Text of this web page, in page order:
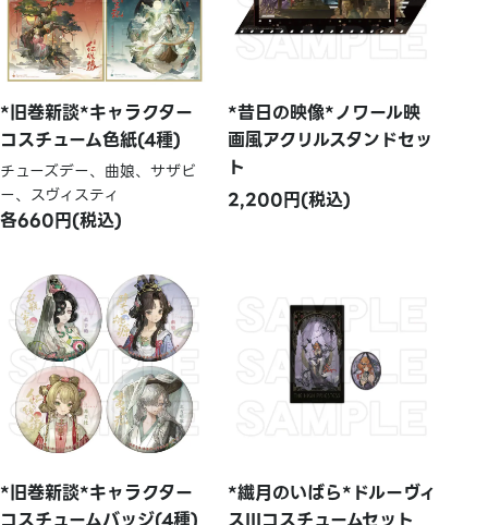
*旧巻新談*キャラクター
コスチューム色紙(4種)
チューズデー、曲娘、サザビ
ー、スヴィスティ
各660円(税込)
*昔日の映像*ノワール映
画風アクリルスタンドセッ
ト
2,200円(税込)
*旧巻新談*キャラクター
*繊月のいばら*ドルーヴィ